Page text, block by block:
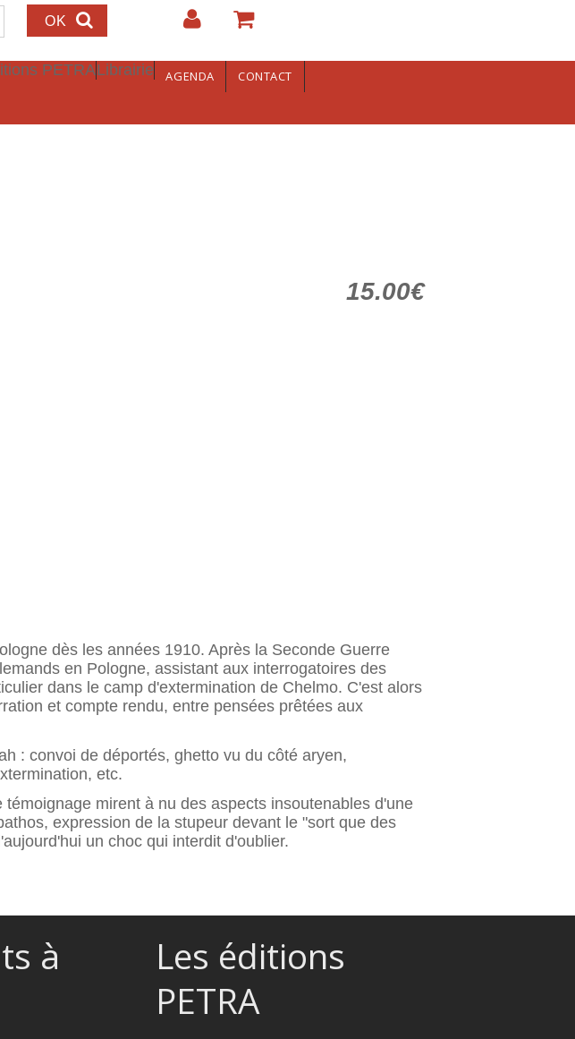
PETRALibrairie AGENDA
CONTACT
15.00€
dès les années 1910. Après la Seconde Guerre
en Pologne, assistant aux interrogatoires des
dans le camp d'extermination de Chelmo. C'est alors
et compte rendu, entre pensées prêtées aux
: convoi de déportés, ghetto vu du côté aryen,
etc.
mirent à nu des aspects insoutenables d'une
expression de la stupeur devant le "sort que des
un choc qui interdit d'oublier.
à
Les éditions
PETRA